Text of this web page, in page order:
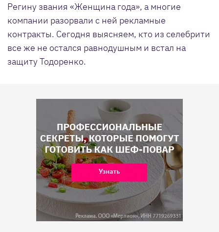
Регину звания «Женщина года», а многие
компании разорвали с ней рекламные
контракты. Сегодня выясняем, кто из селебрити
все же не остался равнодушным и встал на
защиту Тодоренко.